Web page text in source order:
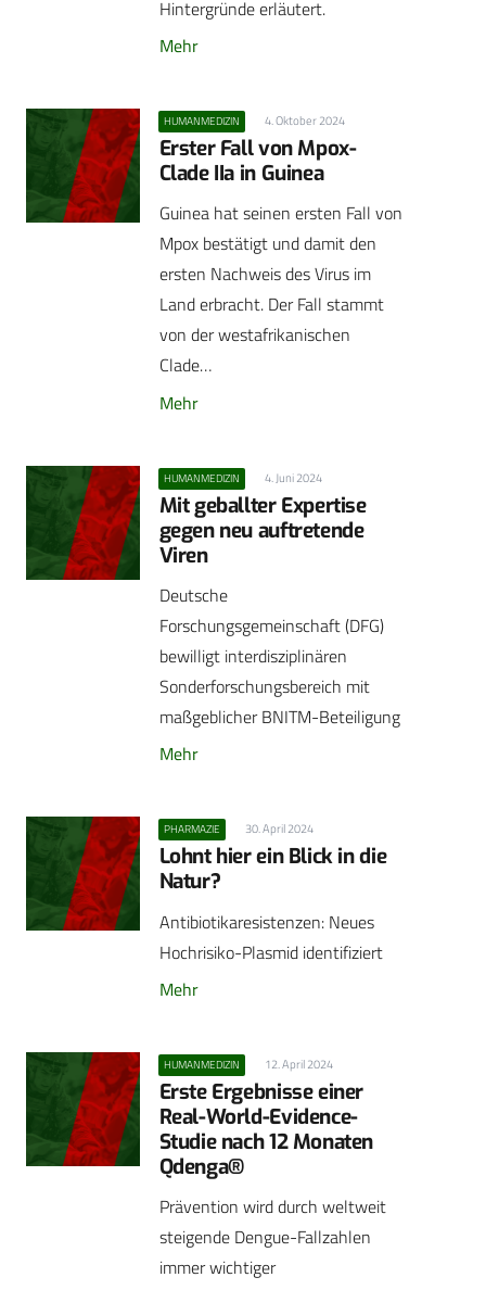
Hintergründe erläutert.
Mehr
HUMANMEDIZIN 4. Oktober 2024
Erster Fall von Mpox-
Clade IIa in Guinea
Guinea hat seinen ersten Fall von
Mpox bestätigt und damit den
ersten Nachweis des Virus im
Land erbracht. Der Fall stammt
von der westafrikanischen
Clade…
Mehr
HUMANMEDIZIN 4. Juni 2024
Mit geballter Expertise
gegen neu auftretende
Viren
Deutsche
Forschungsgemeinschaft (DFG)
bewilligt interdisziplinären
Sonderforschungsbereich mit
maßgeblicher BNITM-Beteiligung
Mehr
PHARMAZIE 30. April 2024
Lohnt hier ein Blick in die
Natur?
Antibiotikaresistenzen: Neues
Hochrisiko-Plasmid identifiziert
Mehr
HUMANMEDIZIN 12. April 2024
Erste Ergebnisse einer
Real-World-Evidence-
Studie nach 12 Monaten
Qdenga®
Prävention wird durch weltweit
steigende Dengue-Fallzahlen
immer wichtiger